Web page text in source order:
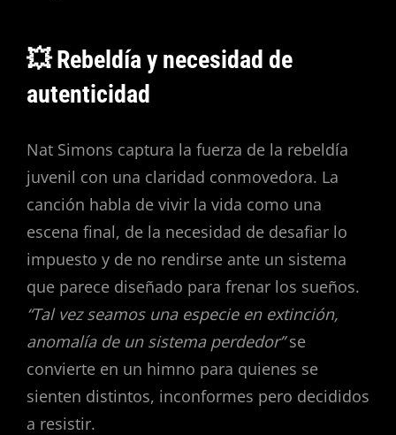
💥 Rebeldía y necesidad de
autenticidad
Nat Simons captura la fuerza de la rebeldía
juvenil con una claridad conmovedora. La
canción habla de vivir la vida como una
escena final, de la necesidad de desafiar lo
impuesto y de no rendirse ante un sistema
que parece diseñado para frenar los sueños.
“Tal vez seamos una especie en extinción,
anomalía de un sistema perdedor”se
convierte en un himno para quienes se
sienten distintos, inconformes pero decididos
a resistir.